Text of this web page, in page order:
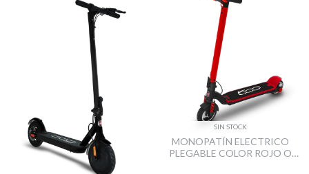
SIN STOCK
MONOPATÍN ELECTRICO
PLEGABLE COLOR ROJO O